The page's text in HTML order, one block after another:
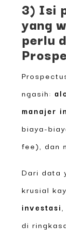
3) Isi
yang
perlu
ngasih:
manajer
biaya-
fee), dan
Dari data
krusial
investasi
di